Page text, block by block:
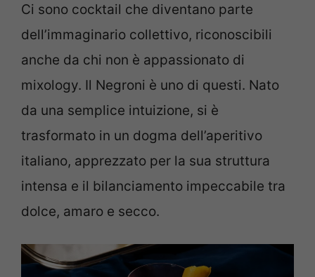
Ci sono cocktail che diventano parte
dell’immaginario collettivo, riconoscibili
anche da chi non è appassionato di
mixology. Il Negroni è uno di questi. Nato
da una semplice intuizione, si è
trasformato in un dogma dell’aperitivo
italiano, apprezzato per la sua struttura
intensa e il bilanciamento impeccabile tra
dolce, amaro e secco.